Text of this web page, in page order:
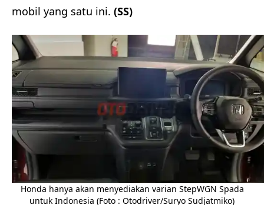
mobil yang satu ini. (SS)
Honda hanya akan menyediakan varian StepWGN Spada
untuk Indonesia (Foto : Otodriver/Suryo Sudjatmiko)